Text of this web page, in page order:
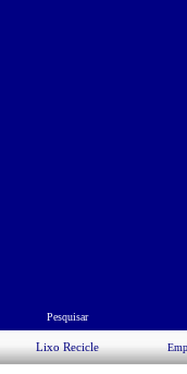
Pesquisar
Lixo Recicle